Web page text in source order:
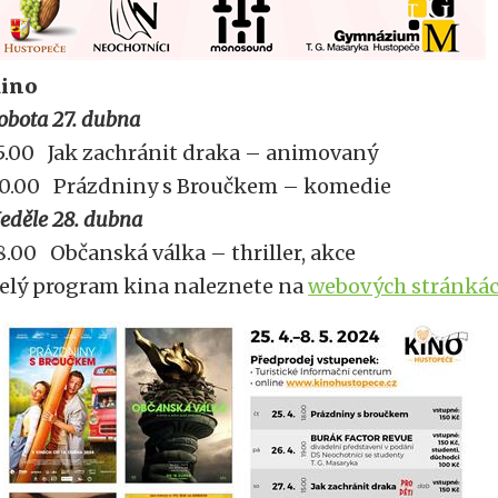
27. dubna
Jak zachránit draka – animovaný
Prázdniny s Broučkem – komedie
28. dubna
Občanská válka – thriller, akce
program kina naleznete nawebových